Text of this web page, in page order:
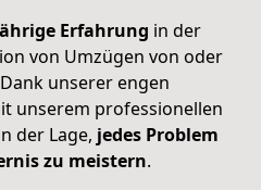
Erfahrung in der
von Umzügen von oder
unserer engen
unserem professionellen
der Lage, jedes Problem
zu meistern.